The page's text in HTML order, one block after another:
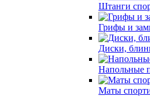
Штанги
Грифы и
Диски,
Напольные
Маты